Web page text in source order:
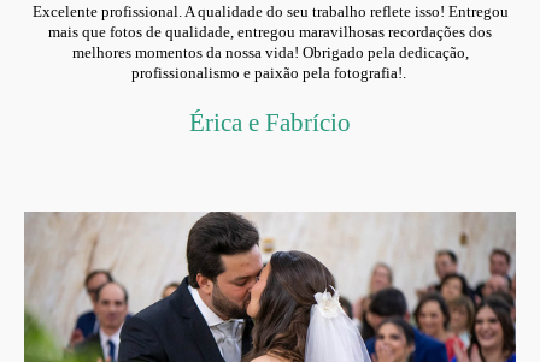
Excelente profissional. A qualidade do seu trabalho reflete isso! Entregou
mais que fotos de qualidade, entregou maravilhosas recordações dos
melhores momentos da nossa vida! Obrigado pela dedicação,
profissionalismo e paixão pela fotografia!
Érica e Fabrício